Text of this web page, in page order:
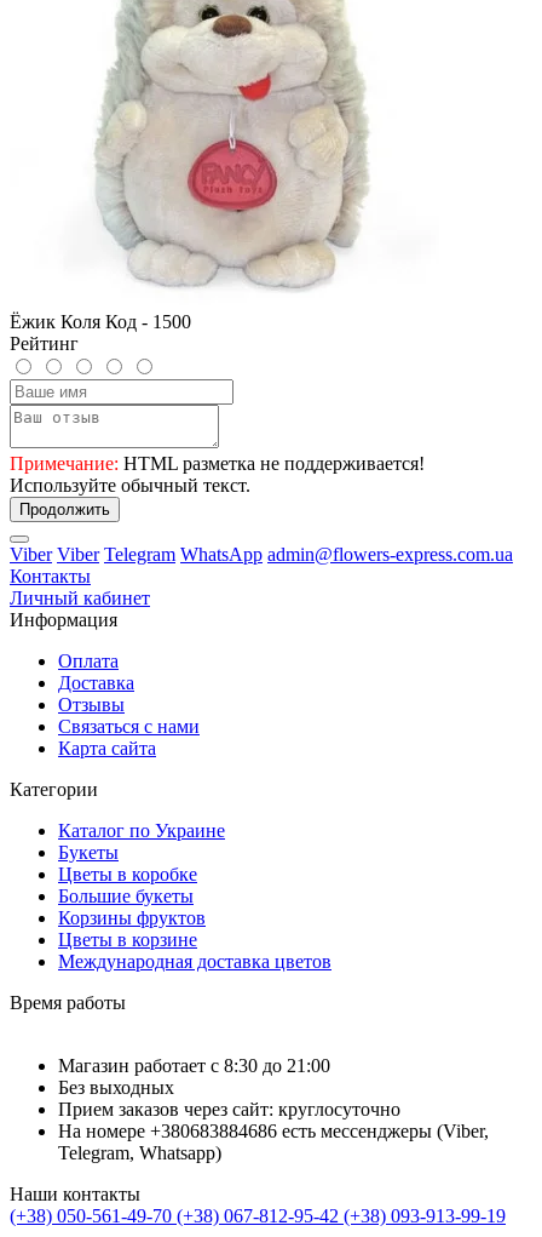
Ёжик Коля Код - 1500
Рейтинг
Примечание: HTML разметка не поддерживается!
Используйте обычный текст.
Продолжить
Viber Viber Telegram WhatsApp admin@flowers-express.com.ua
Контакты
Личный кабинет
Информация
Оплата
Доставка
Отзывы
Связаться с нами
Карта сайта
Категории
Каталог по Украине
Букеты
Цветы в коробке
Большие букеты
Корзины фруктов
Цветы в корзине
Международная доставка цветов
Время работы
Магазин работает с 8:30 до 21:00
Без выходных
Прием заказов через сайт: круглосуточно
На номере +380683884686 есть мессенджеры (Viber,
Telegram, Whatsapp)
Наши контакты
(+38) 050-561-49-70 (+38) 067-812-95-42 (+38) 093-913-99-19